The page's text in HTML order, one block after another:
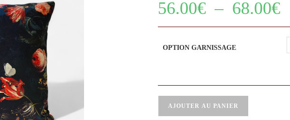
56.00€ – 68.00€
OPTION GARNISSAGE
AJOUTER AU PANIER